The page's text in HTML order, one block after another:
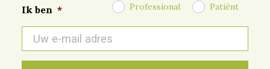
Ik ben * Professional Patiënt
mail
*